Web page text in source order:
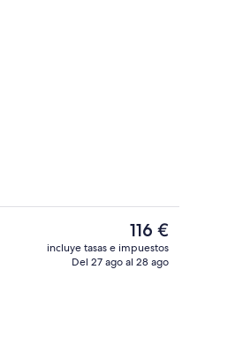
El
precio
actual
116 €
incluye tasas e impuestos
Del 27 ago al 28 ago